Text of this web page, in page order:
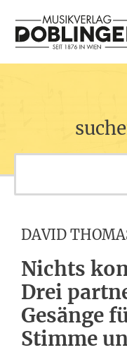
DAVID
Nichts
Drei
Gesänge
Stimme